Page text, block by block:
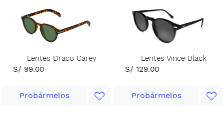
Lentes Draco Carey
S/ 99.00
Probármelos
Lentes Vince Black
S/ 129.00
Probármelos